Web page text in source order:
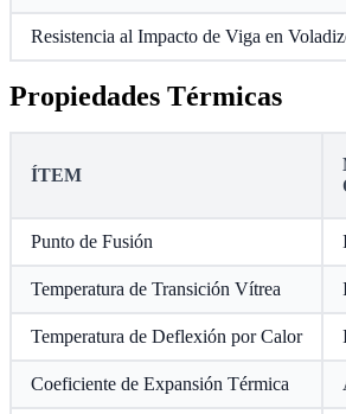
Resistencia al Impacto de Viga en
Propiedades Térmicas
ÍTEM
Punto de Fusión
Temperatura de Transición Vítrea
Temperatura de Deflexión por Calor
Coeficiente de Expansión Térmica